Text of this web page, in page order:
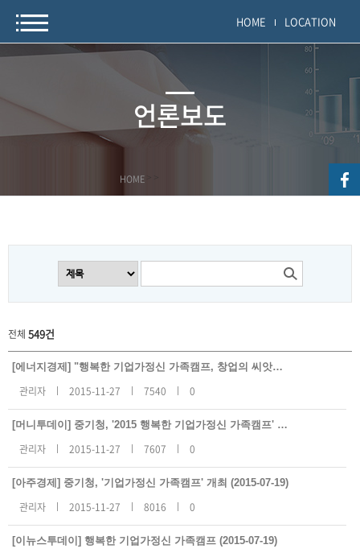
HOME LOCATION
언론보도
HOME > >
전체 549건
공
지
사
스
트
번
등
록
일,
수
[에너지경제] "행복한 기업가정신 가족캠프, 창업의 씨앗을 품다!" (2015-07-19)
관리자 2015-11-27 7540 0
[머니투데이] 중기청, '2015 행복한 기업가정신 가족캠프' 개최 (2015-07-19)
관리자 2015-11-27 7607 0
[아주경제] 중기청, '기업가정신 가족캠프' 개최 (2015-07-19)
관리자 2015-11-27 8016 0
[이뉴스투데이] 행복한 기업가정신 가족캠프 (2015-07-19)